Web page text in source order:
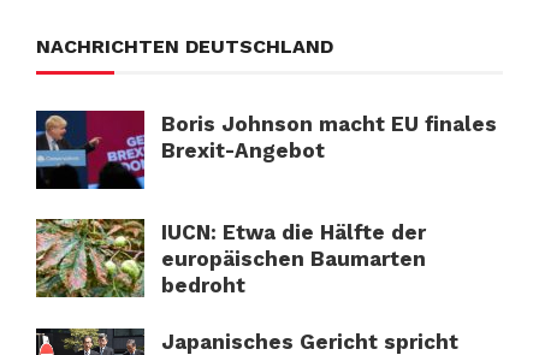
NACHRICHTEN DEUTSCHLAND
Boris Johnson macht EU finales
Brexit-Angebot
IUCN: Etwa die Hälfte der
europäischen Baumarten
bedroht
Japanisches Gericht spricht